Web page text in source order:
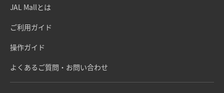
JAL Mallとは
ご利用ガイド
操作ガイド
よくあるご質問・お問い合わせ